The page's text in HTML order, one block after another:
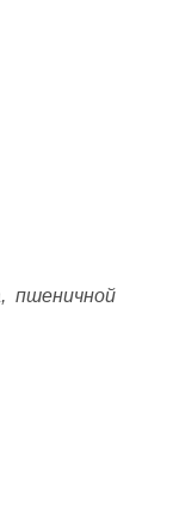
пшеничной